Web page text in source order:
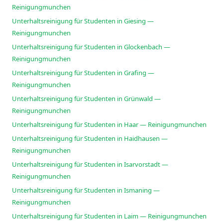
Reinigungmunchen
Unterhaltsreinigung für Studenten in Giesing —
Reinigungmunchen
Unterhaltsreinigung für Studenten in Glockenbach —
Reinigungmunchen
Unterhaltsreinigung für Studenten in Grafing —
Reinigungmunchen
Unterhaltsreinigung für Studenten in Grünwald —
Reinigungmunchen
Unterhaltsreinigung für Studenten in Haar — Reinigungmunchen
Unterhaltsreinigung für Studenten in Haidhausen —
Reinigungmunchen
Unterhaltsreinigung für Studenten in Isarvorstadt —
Reinigungmunchen
Unterhaltsreinigung für Studenten in Ismaning —
Reinigungmunchen
Unterhaltsreinigung für Studenten in Laim — Reinigungmunchen